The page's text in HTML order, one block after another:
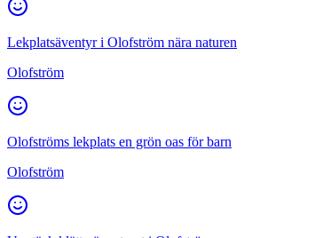
Lekplatsäventyr i Olofström nära naturen
Olofström
Olofströms lekplats en grön oas för barn
Olofström